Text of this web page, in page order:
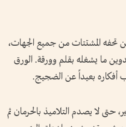
تحفه المشتتات من جميع الجهات،
ما يشغله بقلم وورقة. الورق
أفكاره بعيداً عن الضجيج.
حتى لا يصدم التلاميذ بالحرمان ثم